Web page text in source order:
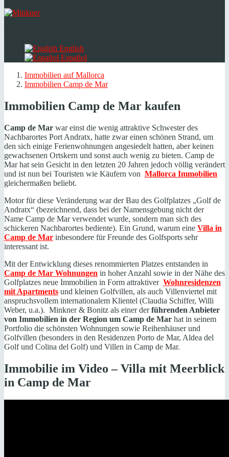
English
Español
Immobilien auf Mallorca
Immobilien Camp de Mar
Immobilien Camp de Mar kaufen
Camp de Mar war einst die wenig attraktive Schwester des
Nachbarortes Port Andratx, hatte zwar einen schönen Strand, um
den sich einige Ferienwohnungen angesiedelt hatten, aber keinen
gewachsenen Ortskern und sonst auch wenig zu bieten. Camp de
Mar hat sein Gesicht in den letzten 20 Jahren jedoch völlig verändert
und ist nun bei Touristen wie Käufern von Mallorca Immobilien
gleichermaßen beliebt.
Motor für diese Veränderung war der Bau des Golfplatzes „Golf de
Andratx“ (bezeichnend, dass bei der Namensgebung nicht der
Name Camp de Mar verwendet wurde, sondern man sich des
schickeren Nachbarortes bediente). Ein Grund, warum eine Villa in
Camp de Mar inbesondere für Freunde des Golfsports sehr
interessant ist.
Mit der Entwicklung dieses renommierten Platzes entstanden in
Camp de Mar Wohnungen in hoher Anzahl sowie in der Nähe des
Golfplatzes neue Immobilien in Form attraktiver Wohnresidenzen
mit Apartments und kleinen Golfvillen, als auch Villenviertel mit
anspruchsvollem internationalem Klientel (Claudia Schiffer, Willi
Weber, u.a.). Minkner & Bonitz als einer derführenden Anbieter
von Immobilien in der Region um Camp de Mar hat in seinem
Portfolio die schönsten Wohnungen sowie Reihenhäuser und
Golfvillen (besonders in den Residenzen Porto de Mar, Aldea del
Golf und Colina del Golf) und Villen in Camp de Mar.
Immobilie im Video – Villa mit Meerblick
in Camp de Mar